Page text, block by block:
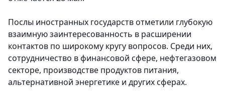
Послы иностранных государств отметили глубокую
взаимную заинтересованность в расширении
контактов по широкому кругу вопросов. Среди них,
сотрудничество в финансовой сфере, нефтегазовом
секторе, производстве продуктов питания,
альтернативной энергетике и других сферах.